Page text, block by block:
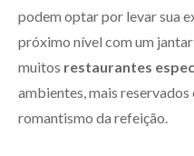
podem optar por levar sua
próximo nível com um
muitos restaurantes
ambientes, mais
romantismo da refeição.